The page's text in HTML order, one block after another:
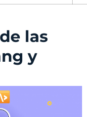
las
y